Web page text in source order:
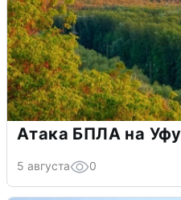
Атака БПЛА на
5 августа 0